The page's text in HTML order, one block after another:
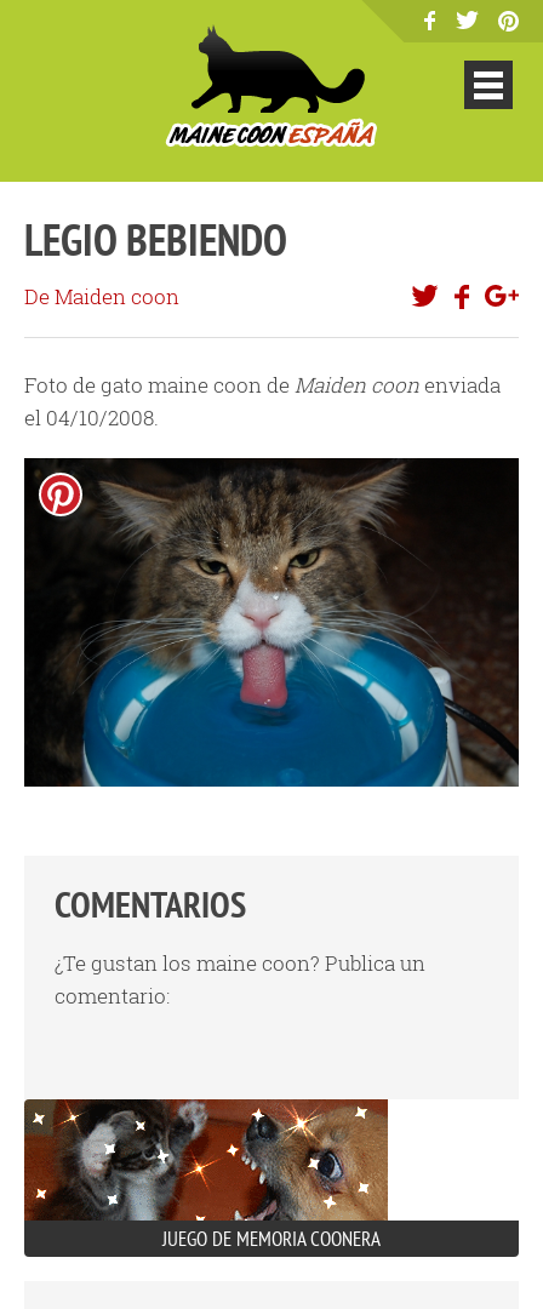
LEGIO BEBIENDO
De Maiden coon
Foto de gato maine coon deMaiden coonenviada
el 04/10/2008.
COMENTARIOS
¿Te gustan los maine coon? Publica un
comentario:
JUEGO DE MEMORIA COONERA